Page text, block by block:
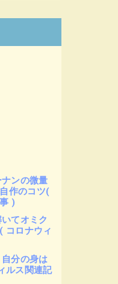
ンの微量
作のコツ(
)
てオミク
コロナウィ
分の身は
ルス関連記